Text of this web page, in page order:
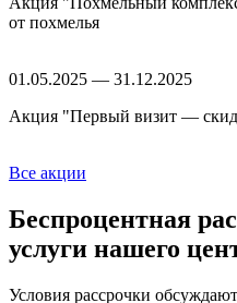
от похмелья
01.05.2025 — 31.12.2025
Акция "Первый визит —
Все акции
Беспроцентная
услуги нашего
Условия рассрочки